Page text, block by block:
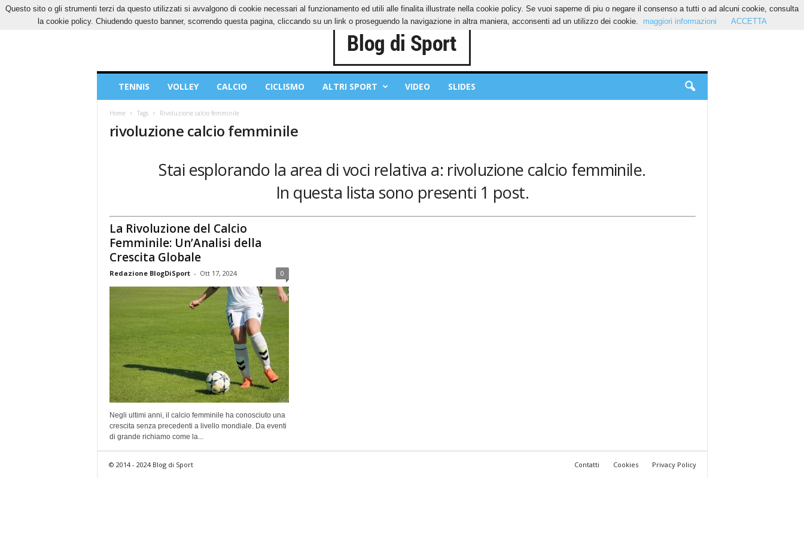
GIOVEDÌ, 6 AGOSTO 2026 CONTATTI COOKIES PRIVACY POLICY
Sport
TENNIS VOLLEY CALCIO CICLISMO ALTRI SPORT VIDEO SLIDES
Home Tags Rivoluzione calcio femminile
rivoluzione calcio femminile
Stai esplorando la area di voci relativa a: rivoluzione calcio femminile.
In questa lista sono presenti 1 post.
La Rivoluzione del Calcio
Femminile: Un’Analisi della
Crescita Globale
Redazione BlogDiSport - Ott 17, 2024 0
Negli ultimi anni, il calcio femminile ha conosciuto una
crescita senza precedenti a livello mondiale. Da eventi
di grande richiamo come la...
Contatti Cookies Privacy Policy
© 2014 - 2024 Blog di Sport
Questo sito o gli strumenti terzi da questo utilizzati si avvalgono di cookie necessari al funzionamento ed utili alle finalita illustrate nella cookie policy. Se vuoi saperne di piu o negare il consenso a tutti o ad alcuni cookie, consulta
la cookie policy. Chiudendo questo banner, scorrendo questa pagina, cliccando su un link o proseguendo la navigazione in altra maniera, acconsenti ad un utilizzo dei cookie.
maggiori informazioni ACCETTA